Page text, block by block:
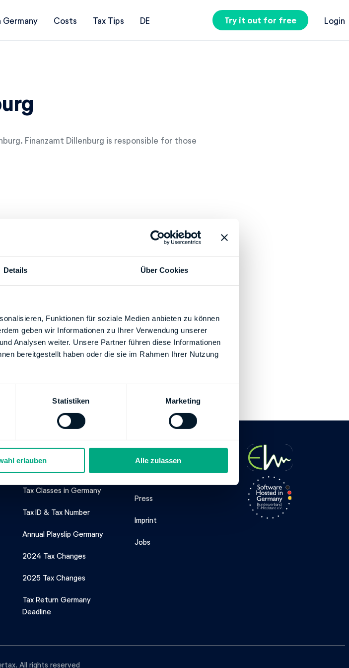
Details Über Cookies
Funktionen für soziale Medien anbieten zu können
geben wir Informationen zu Ihrer Verwendung unserer
Analysen weiter. Unsere Partner führen diese Informationen
bereitgestellt haben oder die sie im Rahmen Ihrer Nutzung
Statistiken Marketing
erlauben Alle zulassen
Germany Costs Tax Tips DE Try it out for free Login
Finanzamt Dillenburg is responsible for those
GIROZENTRALE
Important Tax
Topics
Tax Classes in Germany
Tax ID & Tax Number
Annual Playslip Germany
2024 Tax Changes
2025 Tax Changes
Tax Return Germany
Deadline
Company
About Us
Press
Imprint
Jobs
All rights reserved